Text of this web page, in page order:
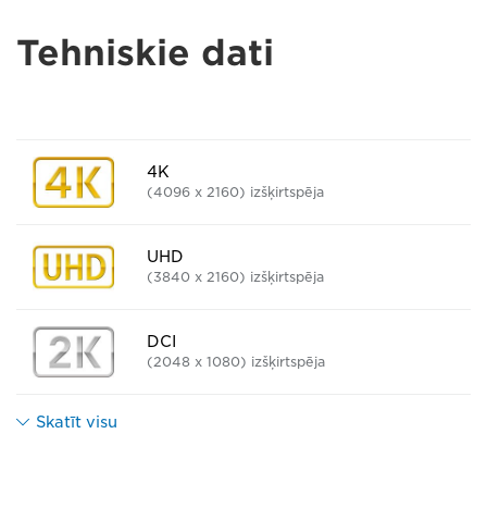
Tehniskie dati
4K
(4096 x 2160) izšķirtspēja
UHD
(3840 x 2160) izšķirtspēja
DCI
(2048 x 1080) izšķirtspēja
Skatīt visu